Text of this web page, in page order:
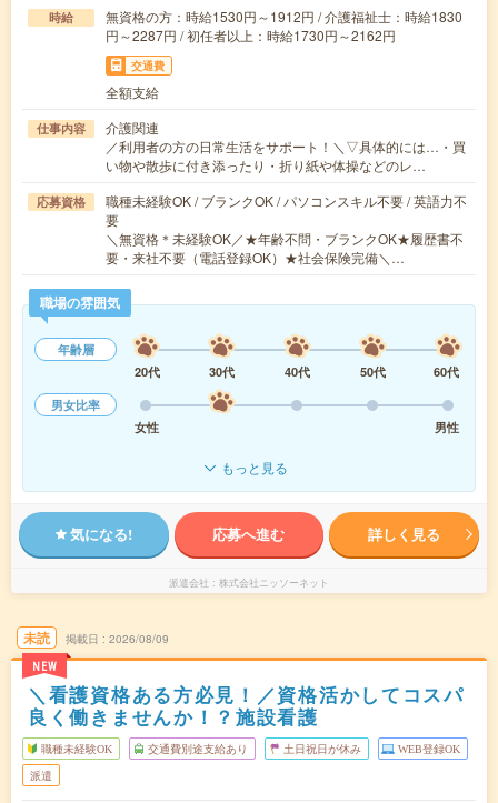
時給
無資格の方：時給1530円～1912円 / 介護福祉士：時給1830
円～2287円 / 初任者以上：時給1730円～2162円
交通費
全額支給
仕事内容
介護関連
／利用者の方の日常生活をサポート！＼▽具体的には…・買
い物や散歩に付き添ったり・折り紙や体操などのレ…
応募資格
職種未経験OK / ブランクOK / パソコンスキル不要 / 英語力不
要
＼無資格＊未経験OK／★年齢不問・ブランクOK★履歴書不
要・来社不要（電話登録OK）★社会保険完備＼…
職場の雰囲気
年齢層
20代
30代 40代 50代
60代
男女比率
女性
男性
もっと見る
気になる! 応募へ進む 詳しく見る
派遣会社 株式会社ニッソーネット
未読
NEW
掲載日 2026/08/09
＼看護資格ある方必見！／資格活かしてコスパ
良く働きませんか！？施設看護
職種未経験OK 交通費別途支給あり 土日祝日が休み WEB登録OK
派遣